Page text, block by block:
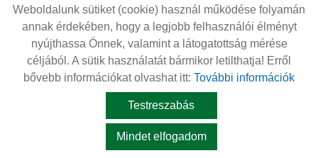
Mindet elfogadom
Testreszabás
Weboldalunk sütiket (cookie) használ működése folyamán
annak érdekében, hogy a legjobb felhasználói élményt
nyújthassa Önnek, valamint a látogatottság mérése
céljából. A sütik használatát bármikor letilthatja! Erről
bővebb információkat olvashat itt: További információk
KERESÉS AZ OLDAL TARTALMÁBAN